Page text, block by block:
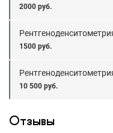
2000 руб.
1500 руб.
10 500 руб.
Отзывы